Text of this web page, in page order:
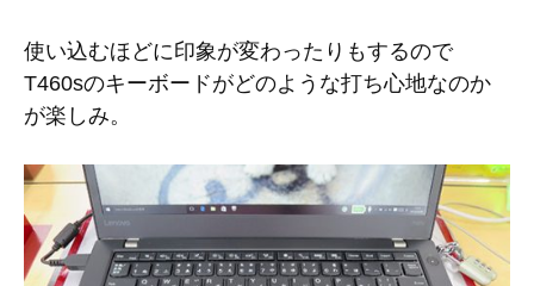
使い込むほどに印象が変わったりもするので
T460sのキーボードがどのような打ち心地なのか
が楽しみ。